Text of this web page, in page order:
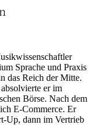
Sprache und Praxis
das Reich der Mitte.
er im
Börse. Nach dem
E-Commerce. Er
Up, dann im Vertrieb